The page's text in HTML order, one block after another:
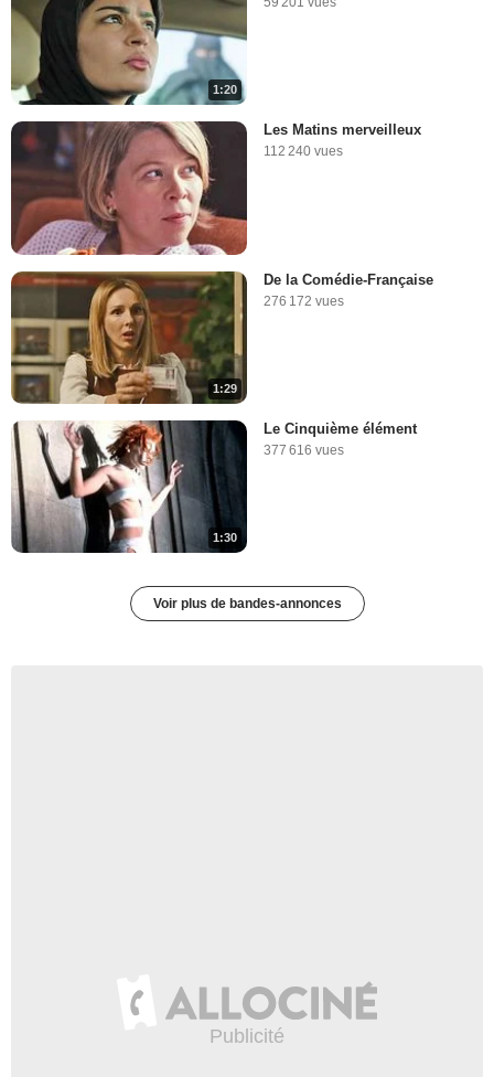
1:20
Les Matins merveilleux
112 240 vues
1:29
De la Comédie-Française
276 172 vues
1:30
Le Cinquième élément
377 616 vues
Voir plus de bandes-annonces